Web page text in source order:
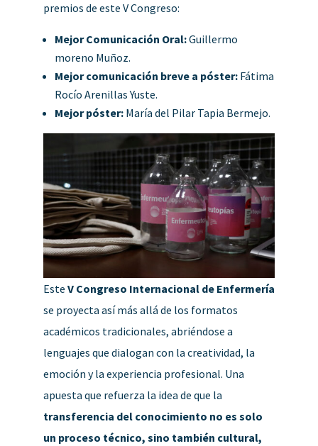
premios de este V Congreso:
Mejor Comunicación Oral:Guillermo
moreno Muñoz.
Mejor comunicación breve a póster:Fátima
Rocío Arenillas Yuste.
Mejor póster:María del Pilar Tapia Bermejo.
Este V Congreso Internacional de Enfermería
se proyecta así más allá de los formatos
académicos tradicionales, abriéndose a
lenguajes que dialogan con la creatividad, la
emoción y la experiencia profesional. Una
apuesta que refuerza la idea de que la
transferencia del conocimiento no es solo
un proceso técnico, sino también cultural,